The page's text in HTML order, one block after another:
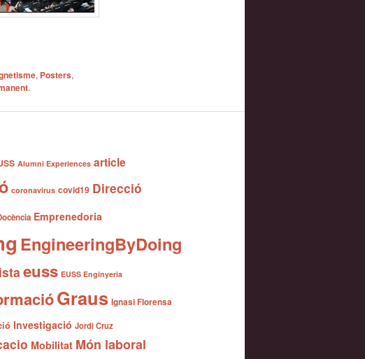
, Posters,
.
Alumni Experiences article
coronavirus covid19 Direcció
Emprenedoria
EngineeringByDoing
euss EUSS Enginyeria
Graus Ignasi Florensa
Investigació Jordi Cruz
Mobilitat Món laboral